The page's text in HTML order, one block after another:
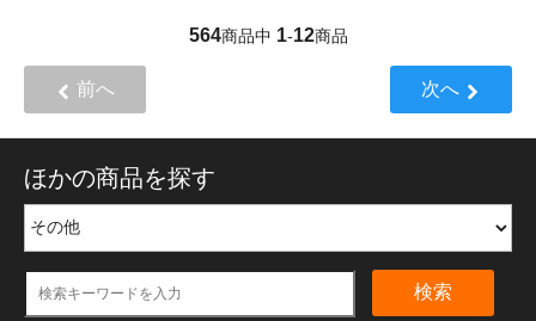
564商品中 1-12商品
前へ 次へ
ほかの商品を探す
検索